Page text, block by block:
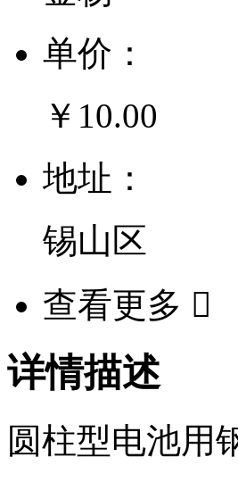
单价：
￥10.00
地址：
锡山区
查看更多 
详情描述
圆柱型电池用